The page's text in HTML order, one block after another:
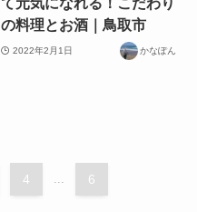
の料理とお酒｜鳥取市
2022年2月1日 かなぽん
4 ... 6